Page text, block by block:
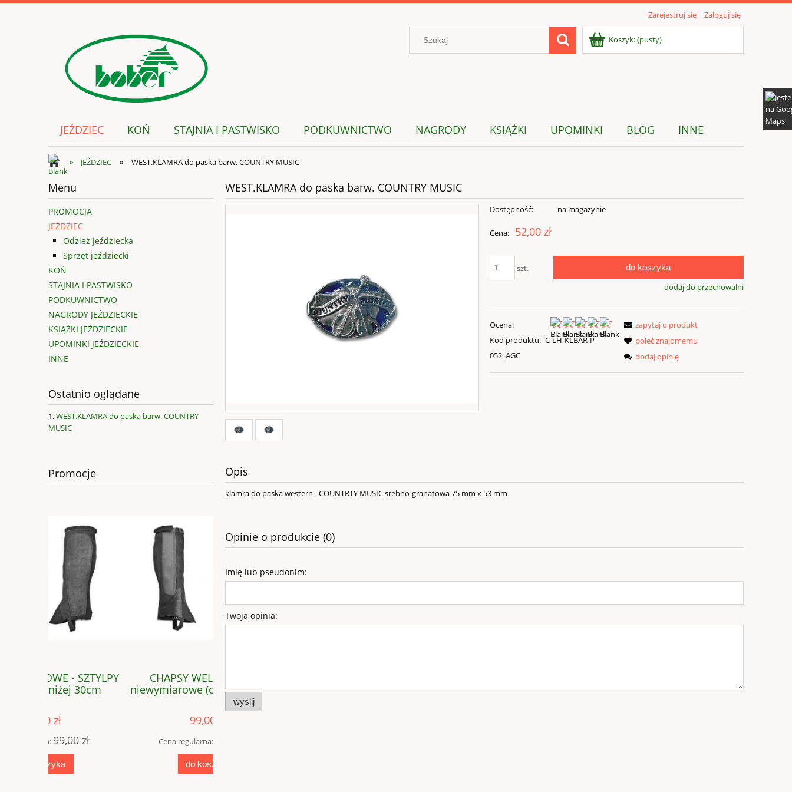
Zarejestruj się Zaloguj się
Koszyk:(pusty)
JEŹDZIEC KOŃ STAJNIA I PASTWISKO PODKUWNICTWO NAGRODY KSIĄŻKI UPOMINKI BLOG INNE
» JEŹDZIEC » WEST.KLAMRA do paska barw. COUNTRY MUSIC
Menu
PROMOCJA
JEŹDZIEC
Odzież jeździecka
Sprzęt jeździecki
KOŃ
STAJNIA I PASTWISKO
PODKUWNICTWO
NAGRODY JEŹDZIECKIE
KSIĄŻKI JEŹDZIECKIE
UPOMINKI JEŹDZIECKIE
INNE
Ostatnio oglądane
WEST.KLAMRA do paska barw. COUNTRY
MUSIC
Promocje
CHAPSY WELUROWE - K
niewymiarowe (obw.38, wys.47)
Cena regularna: 140,40 zł
WEST.KLAMRA do paska barw. COUNTRY MUSIC
Dostępność: na magazynie
Cena: 52,00 zł
szt. do koszyka
dodaj do przechowalni
Ocena:
Kod produktu: C-LH-KLBAR-P-
052_AGC
zapytaj o produkt
poleć znajomemu
dodaj opinię
Opis
klamra do paska western - COUNTRTY MUSIC srebno-granatowa 75 mm x 53 mm
Opinie o produkcie (0)
Imię lub pseudonim:
Twoja opinia:
wyślij